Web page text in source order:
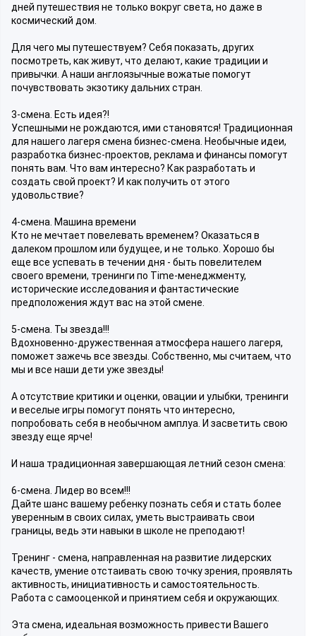
дней путешествия не только вокруг света, но даже в
космический дом.
Для чего мы путешествуем? Себя показать, других
посмотреть, как живут, что делают, какие традиции и
привычки. А наши англоязычные вожатые помогут
почувствовать экзотику дальних стран.
3-смена. Есть идея?!
Успешными не рождаются, ими становятся! Традиционная
для нашего лагеря смена бизнес-смена. Необычные идеи,
разработка бизнес-проектов, реклама и финансы помогут
понять вам. Что вам интересно? Как разработать и
создать свой проект? И как получить от этого
удовольствие?
4-смена. Машина времени
Кто не мечтает повелевать временем? Оказаться в
далеком прошлом или будущее, и не только. Хорошо бы
еще все успевать в течении дня - быть повелителем
своего времени, тренинги по Time-менеджменту,
исторические исследования и фантастические
предположения ждут вас на этой смене.
5-смена. Ты звезда!!!
Вдохновенно-дружественная атмосфера нашего лагеря,
поможет зажечь все звезды. Собственно, мы считаем, что
мы и все наши дети уже звезды!
А отсутствие критики и оценки, овации и улыбки, тренинги
и веселые игры помогут понять что интересно,
попробовать себя в необычном амплуа. И засветить свою
звезду еще ярче!
И наша традиционная завершающая летний сезон смена:
6-смена. Лидер во всем!!!
Дайте шанс вашему ребенку познать себя и стать более
уверенным в своих силах, уметь выстраивать свои
границы, ведь эти навыки в школе не преподают!
Тренинг - смена, направленная на развитие лидерских
качеств, умение отстаивать свою точку зрения, проявлять
активность, инициативность и самостоятельность.
Работа с самооценкой и принятием себя и окружающих.
Эта смена, идеальная возможность привести Вашего